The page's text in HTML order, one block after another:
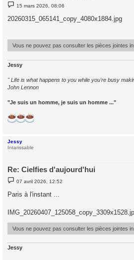
M
e
s
s
e
15 mars 2026, 08:06
20260315_065141_copy_4080x1884.jpg
Vous ne pouvez pas consulter les pièces jointes
Jessy
" Life is what happens to you while you're busy
John Lennon
"Je suis un homme, je suis un homme ..."
Jessy
Intarissable
Re: Cielfies d'aujourd'hui
M
e
s
g
e
07 avril 2026, 12:52
Paris à l'instant ...
Vous ne pouvez pas consulter les pièces jointes
Jessy